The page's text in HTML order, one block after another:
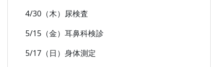
4/30（木）尿検査
5/15（金）耳鼻科検診
5/17（日）身体測定